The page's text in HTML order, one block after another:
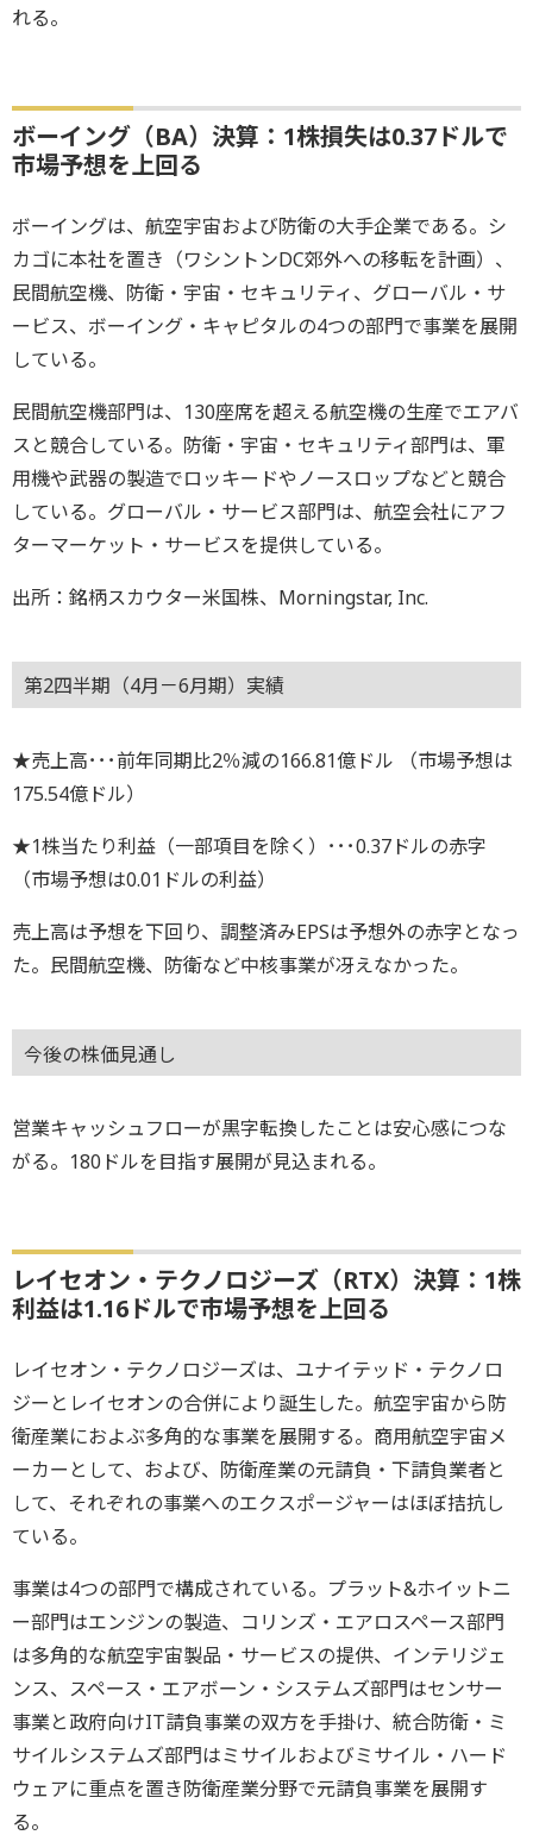
れる。
ボーイング（BA）決算：1株損失は0.37ドルで
市場予想を上回る
ボーイングは、航空宇宙および防衛の大手企業である。シ
カゴに本社を置き（ワシントンDC郊外への移転を計画）、
民間航空機、防衛・宇宙・セキュリティ、グローバル・サ
ービス、ボーイング・キャピタルの4つの部門で事業を展開
している。
民間航空機部門は、130座席を超える航空機の生産でエアバ
スと競合している。防衛・宇宙・セキュリティ部門は、軍
用機や武器の製造でロッキードやノースロップなどと競合
している。グローバル・サービス部門は、航空会社にアフ
ターマーケット・サービスを提供している。
出所：銘柄スカウター米国株、Morningstar, Inc.
第2四半期（4月－6月期）実績
★売上高･･･前年同期比2％減の166.81億ドル （市場予想は
175.54億ドル）
★1株当たり利益（一部項目を除く）･･･0.37ドルの赤字
（市場予想は0.01ドルの利益）
売上高は予想を下回り、調整済みEPSは予想外の赤字となっ
た。民間航空機、防衛など中核事業が冴えなかった。
今後の株価見通し
営業キャッシュフローが黒字転換したことは安心感につな
がる。180ドルを目指す展開が見込まれる。
レイセオン・テクノロジーズ（RTX）決算：1株
利益は1.16ドルで市場予想を上回る
レイセオン・テクノロジーズは、ユナイテッド・テクノロ
ジーとレイセオンの合併により誕生した。航空宇宙から防
衛産業におよぶ多角的な事業を展開する。商用航空宇宙メ
ーカーとして、および、防衛産業の元請負・下請負業者と
して、それぞれの事業へのエクスポージャーはほぼ拮抗し
ている。
事業は4つの部門で構成されている。プラット&ホイットニ
ー部門はエンジンの製造、コリンズ・エアロスペース部門
は多角的な航空宇宙製品・サービスの提供、インテリジェ
ンス、スペース・エアボーン・システムズ部門はセンサー
事業と政府向けIT請負事業の双方を手掛け、統合防衛・ミ
サイルシステムズ部門はミサイルおよびミサイル・ハード
ウェアに重点を置き防衛産業分野で元請負事業を展開す
る。